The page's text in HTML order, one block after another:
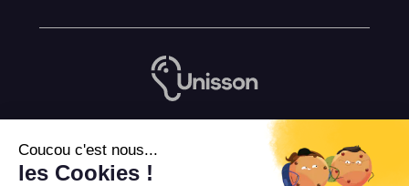
Coucou c'est nous...
les Cookies !L’équipe de rédaction Unisson